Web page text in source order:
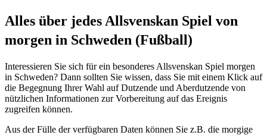
Alles über jedes Allsvenskan Spiel von
morgen in Schweden (Fußball)
Interessieren Sie sich für ein besonderes Allsvenskan Spiel morgen
in Schweden? Dann sollten Sie wissen, dass Sie mit einem Klick auf
die Begegnung Ihrer Wahl auf Dutzende und Aberdutzende von
nützlichen Informationen zur Vorbereitung auf das Ereignis
zugreifen können.
Aus der Fülle der verfügbaren Daten können Sie z.B. die morgige